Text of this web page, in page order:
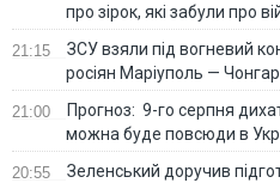
про зірок, які забули про
21:15
ЗСУ взяли під вогневий
росіян Маріуполь — Чонгар
21:00
Прогноз: 9-го серпня
можна буде повсюди в
20:55
Зеленський доручив